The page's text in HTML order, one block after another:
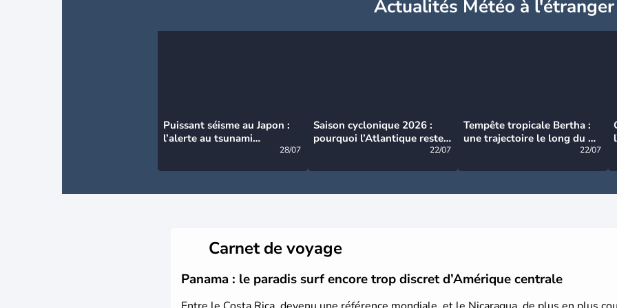
Actualités Météo à l'étranger
Puissant séisme au Japon :
l’alerte au tsunami
28/07
Saison cyclonique 2026 :
pourquoi l’Atlantique reste
22/07
Tempête tropicale Bertha :
une trajectoire le long du du
22/07
Carnet de voyage
Panama : le paradis surf encore trop discret d’Amérique centrale